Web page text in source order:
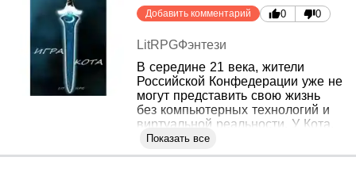
Добавить комментарий 0 0
LitRPGФэнтези
В середине 21 века, жители
Российской Конфедерации уже не
могут представить свою жизнь
без компьютерных технологий и
виртуальной реальности. У Кота,
торговца игровой валютой,
наступает сложный период,
Показать все